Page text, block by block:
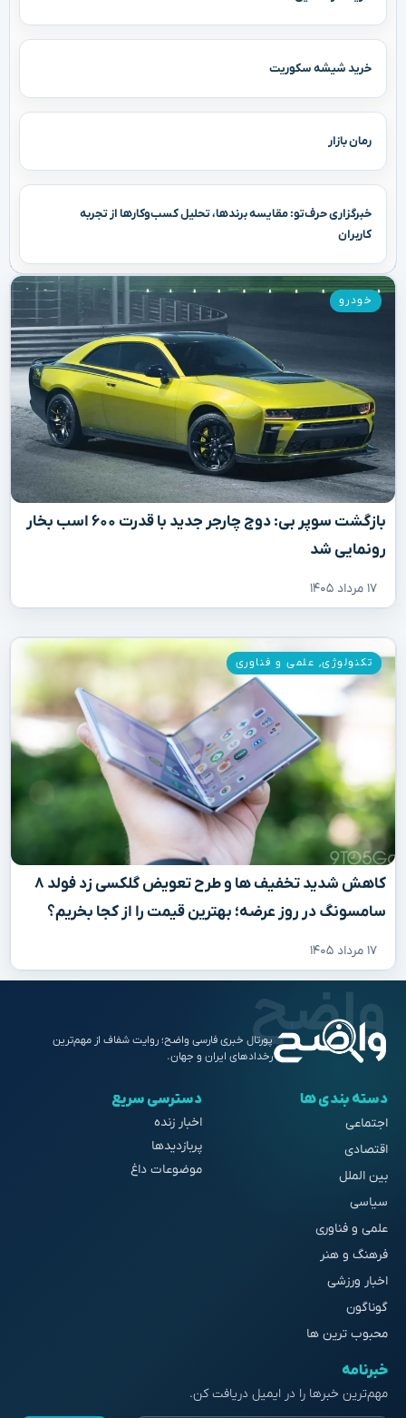
خرید شیشه سکوریت
رمان بازار
خبرگزاری حرف‌تو: مقایسه برندها، تحلیل کسب‌وکارها از تجربه
کاربران
بازگشت سوپر بی: دوج چارجر جدید با قدرت ۶۰۰ اسب بخار
رونمایی شد
۱۷ مرداد ۱۴۰۵
خودرو
کاهش شدید تخفیف‌ ها و طرح تعویض گلکسی زد فولد ۸
سامسونگ در روز عرضه؛ بهترین قیمت را از کجا بخریم؟
۱۷ مرداد ۱۴۰۵
تکنولوژی, علمی و فناوری
پورتال خبری فارسی واضح؛ روایت شفاف از مهم‌ترین
رخدادهای ایران و جهان.
دسته بندی ها
اجتماعی
اقتصادی
بین الملل
سیاسی
علمی و فناوری
فرهنگ و هنر
اخبار ورزشی
گوناگون
محبوب ترین ها
دسترسی سریع
اخبار زنده
پربازدیدها
موضوعات داغ
خبرنامه
مهم‌ترین خبرها را در ایمیل دریافت کن.